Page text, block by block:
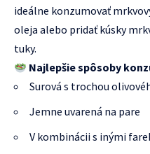
ideálne konzumovať
oleja alebo pridať kúsky
tuky.
Najlepšie spôsoby
Surová s trochou
Jemne uvarená na pare
V kombinácii s inými